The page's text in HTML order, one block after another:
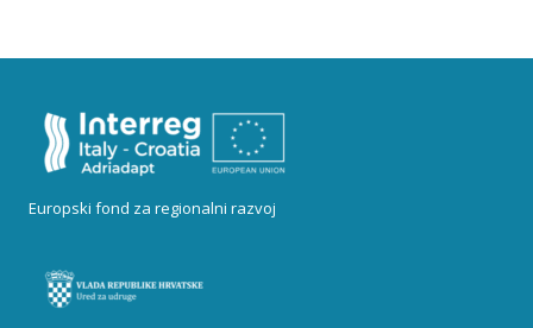
Europski fond za regionalni razvoj